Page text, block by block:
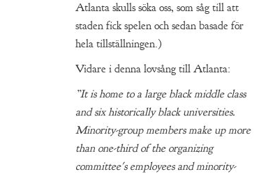
Atlanta skulls söka oss, som såg till att
staden fick spelen och sedan basade för
hela tillställningen.)
Vidare i denna lovsång till Atlanta:
”It is home to a large black middle class
and six historically black universities.
Minority-group members make up more
than one-third of the organizing
committee's employees and minority-